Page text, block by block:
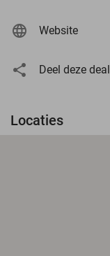
Website
Deel deze deal
Locaties